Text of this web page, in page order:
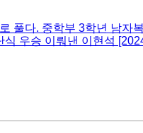
풀다. 중학부 3학년 남자
우승 이뤄낸 이현석